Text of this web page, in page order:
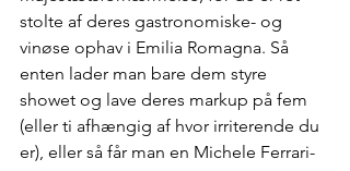
stolte af deres gastronomiske- og
vinøse ophav i Emilia Romagna. Så
enten lader man bare dem styre
showet og lave deres markup på fem
(eller ti afhængig af hvor irriterende du
er), eller så får man en Michele Ferrari-